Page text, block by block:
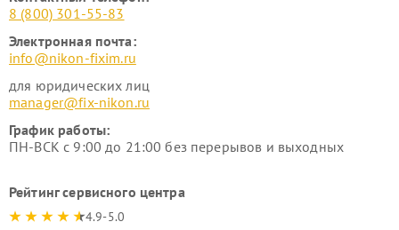
8 (800) 301-55-83
Электронная почта:
info@nikon-fixim.ru
для юридических лиц
manager@fix-nikon.ru
График работы:
ПН-ВСК с 9:00 до 21:00 без перерывов и выходных
Рейтинг сервисного центра
4.9-5.0